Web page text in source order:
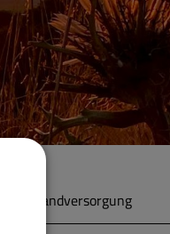
Breitbandversorgung